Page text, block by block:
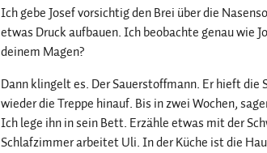
Ich gebe Josef vorsichtig den Brei über die
etwas Druck aufbauen. Ich beobachte genau wie
deinem Magen?
Dann klingelt es. Der Sauerstoffmann. Er hieft
wieder die Treppe hinauf. Bis in zwei Wochen,
Ich lege ihn in sein Bett. Erzähle etwas mit der
Schlafzimmer arbeitet Uli. In der Küche ist die